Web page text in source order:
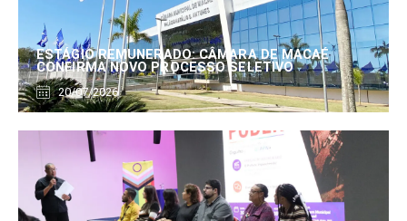
ESTÁGIO REMUNERADO: CÂMARA DE MACAÉ
CONFIRMA NOVO PROCESSO SELETIVO
20/07/2026